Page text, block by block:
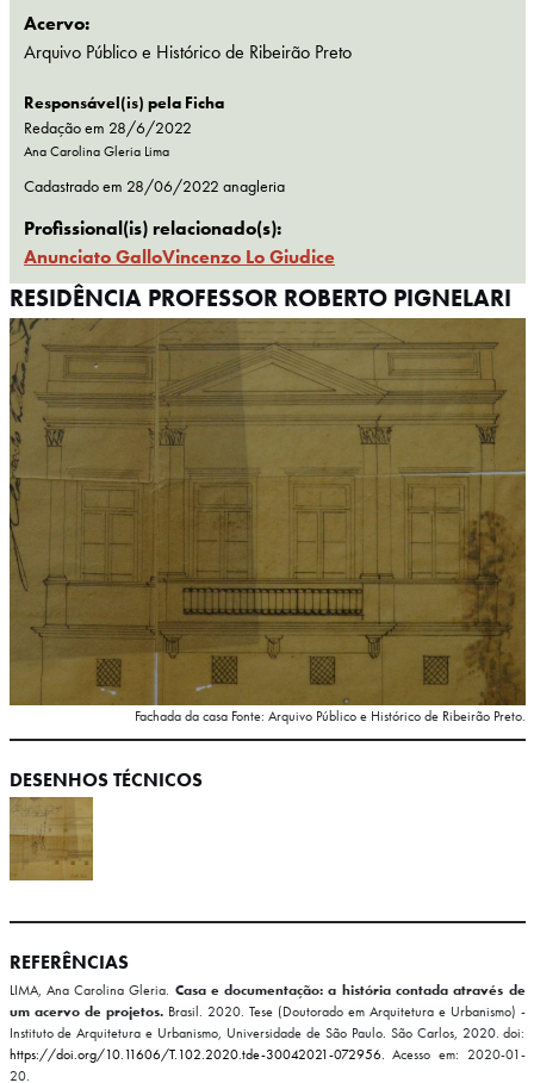
Acervo:
Arquivo Público e Histórico de Ribeirão Preto
Responsável(is) pela Ficha
Redação em 28/6/2022
Ana Carolina Gleria Lima
Cadastrado em 28/06/2022 anagleria
Profissional(is) relacionado(s):
Anunciato GalloVincenzo Lo Giudice
RESIDÊNCIA PROFESSOR ROBERTO PIGNELARI
Fachada da casa Fonte: Arquivo Público e Histórico de Ribeirão Preto.
DESENHOS TÉCNICOS
REFERÊNCIAS
LIMA, Ana Carolina Gleria. Casa e documentação: a história contada através de
um acervo de projetos.Brasil. 2020. Tese (Doutorado em Arquitetura e Urbanismo) -
Instituto de Arquitetura e Urbanismo, Universidade de São Paulo. São Carlos, 2020. doi:
https://doi.org/10.11606/T.102.2020.tde-30042021-072956. Acesso em: 2020-01-
20.